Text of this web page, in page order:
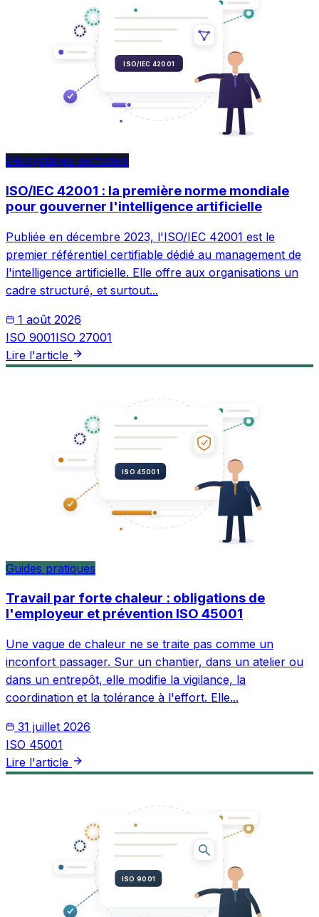
ISO/IEC 42001
Décryptages sectoriels
ISO/IEC 42001 : la première norme mondiale
pour gouverner l'intelligence artificielle
Publiée en décembre 2023, l'ISO/IEC 42001 est le
premier référentiel certifiable dédié au management de
l'intelligence artificielle. Elle offre aux organisations un
cadre structuré, et surtout...
1 août 2026
ISO 9001ISO 27001
Lire l'article
ISO 45001
Guides pratiques
Travail par forte chaleur : obligations de
l'employeur et prévention ISO 45001
Une vague de chaleur ne se traite pas comme un
inconfort passager. Sur un chantier, dans un atelier ou
dans un entrepôt, elle modifie la vigilance, la
coordination et la tolérance à l'effort. Elle...
31 juillet 2026
ISO 45001
Lire l'article
ISO 9001